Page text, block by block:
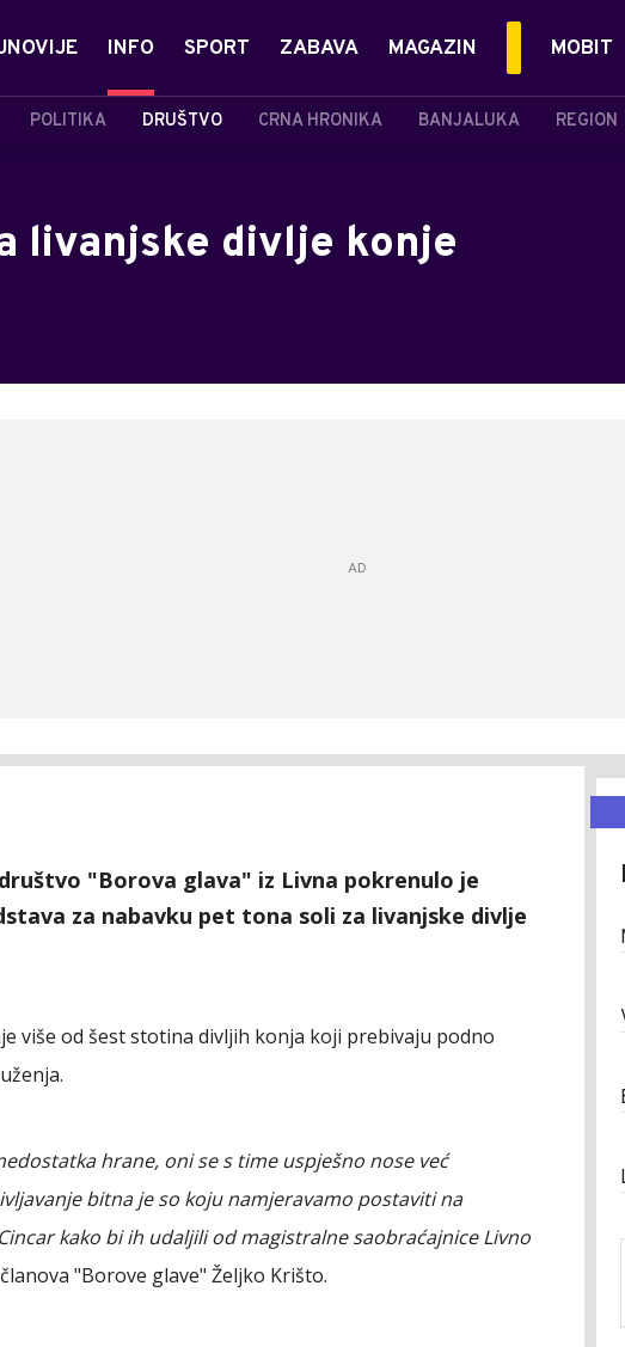
INFO
POLITIKA DRUŠTVO CRNA HRONIKA BANJALUKA REGION
SPORT ZABAVA MAGAZIN MOBIT
livanjske divlje konje
"Borova glava" iz Livna pokrenulo je
za nabavku pet tona soli za livanjske divlje
više od šest stotina divljih konja koji prebivaju podno
hrane, oni se s time uspješno nose već
bitna je so koju namjeravamo postaviti na
kako bi ih udaljili od magistralne saobraćajnice Livno
"Borove glave" Željko Krišto.